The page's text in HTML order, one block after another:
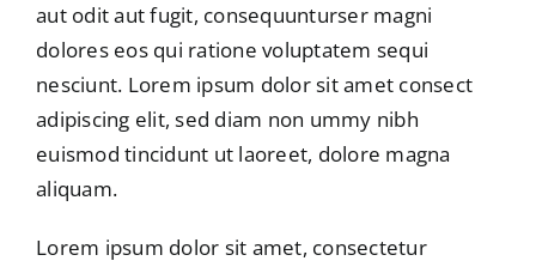
aut odit aut fugit, consequunturser magni
dolores eos qui ratione voluptatem sequi
nesciunt. Lorem ipsum dolor sit amet consect
adipiscing elit, sed diam non ummy nibh
euismod tincidunt ut laoreet, dolore magna
aliquam.
Lorem ipsum dolor sit amet, consectetur